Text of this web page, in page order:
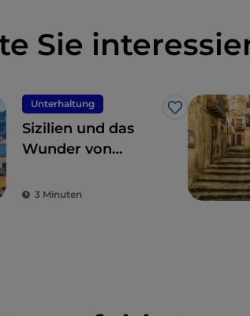
Sie
Unterhaltung
Like
Sizilien und das
Wunder von
Taormina
3 Minuten